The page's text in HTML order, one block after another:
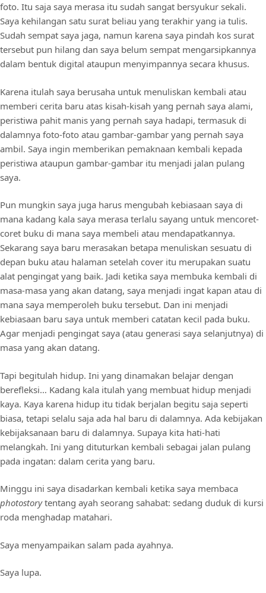
foto. Itu saja saya merasa itu sudah sangat bersyukur sekali.
Saya kehilangan satu surat beliau yang terakhir yang ia tulis.
Sudah sempat saya jaga, namun karena saya pindah kos surat
tersebut pun hilang dan saya belum sempat mengarsipkannya
dalam bentuk digital ataupun menyimpannya secara khusus.
Karena itulah saya berusaha untuk menuliskan kembali atau
memberi cerita baru atas kisah-kisah yang pernah saya alami,
peristiwa pahit manis yang pernah saya hadapi, termasuk di
dalamnya foto-foto atau gambar-gambar yang pernah saya
ambil. Saya ingin memberikan pemaknaan kembali kepada
peristiwa ataupun gambar-gambar itu menjadi jalan pulang
saya.
Pun mungkin saya juga harus mengubah kebiasaan saya di
mana kadang kala saya merasa terlalu sayang untuk mencoret-
coret buku di mana saya membeli atau mendapatkannya.
Sekarang saya baru merasakan betapa menuliskan sesuatu di
depan buku atau halaman setelah cover itu merupakan suatu
alat pengingat yang baik. Jadi ketika saya membuka kembali di
masa-masa yang akan datang, saya menjadi ingat kapan atau di
mana saya memperoleh buku tersebut. Dan ini menjadi
kebiasaan baru saya untuk memberi catatan kecil pada buku.
Agar menjadi pengingat saya (atau generasi saya selanjutnya) di
masa yang akan datang.
Tapi begitulah hidup. Ini yang dinamakan belajar dengan
berefleksi… Kadang kala itulah yang membuat hidup menjadi
kaya. Kaya karena hidup itu tidak berjalan begitu saja seperti
biasa, tetapi selalu saja ada hal baru di dalamnya. Ada kebijakan
kebijaksanaan baru di dalamnya. Supaya kita hati-hati
melangkah. Ini yang dituturkan kembali sebagai jalan pulang
pada ingatan: dalam cerita yang baru.
Minggu ini saya disadarkan kembali ketika saya membaca
photostorytentang ayah seorang sahabat: sedang duduk di kursi
roda menghadap matahari.
Saya menyampaikan salam pada ayahnya.
Saya lupa.